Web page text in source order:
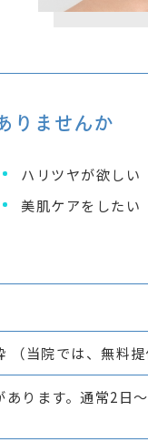
りませんか
ハリツヤが欲しい
美肌ケアをしたい
（当院では、無料提
ります。通常2日